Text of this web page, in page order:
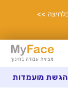
>>
מועמדות